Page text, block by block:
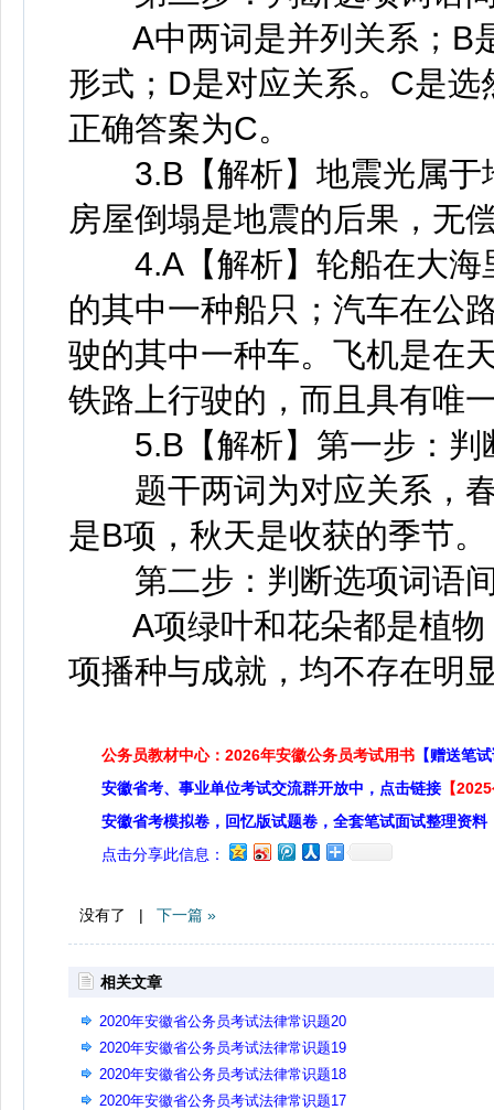
A中两词是并列关系；B
形式；D是对应关系。C是
正确答案为C。
3.B【解析】地震光属于
房屋倒塌是地震的后果，无
4.A【解析】轮船在大海
的其中一种船只；汽车在公
驶的其中一种车。飞机是在
铁路上行驶的，而且具有唯
5.B【解析】第一步：判
题干两词为对应关系，春
是B项，秋天是收获的季节。
第二步：判断选项词语
A项绿叶和花朵都是植物
项播种与成就，均不存在明
公务员教材中心：2026年安徽公务员考试用书 【赠送笔
安徽省考、事业单位考试交流群开放中，点击链接 【
安徽省考模拟卷，回忆版试题卷，全套笔试面试整理资料
点击分享此信息：
没有了 | 下一篇 »
相关文章
2020年安徽省公务员考试法律常识题20
2020年安徽省公务员考试法律常识题19
2020年安徽省公务员考试法律常识题18
2020年安徽省公务员考试法律常识题17